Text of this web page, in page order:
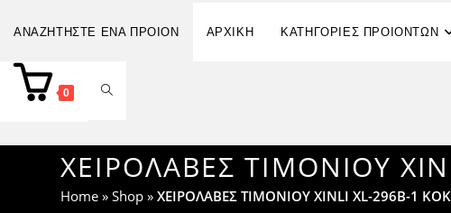
ΑΝΑΖΗΤΉΣΤΕ ΈΝΑ ΠΡΟΊΟΝ
Search
for: ΑΡΧΙΚΉ ΚΑΤΗΓΟΡΙΕΣ ΠΡΟΙΟΝΤΩΝ
0 TOGGLE
WEBSITE
ΧΕΙΡΟΛΑΒΕΣ ΤΙΜΟΝΙΟΥ
Home »Shop »ΧΕΙΡΟΛΑΒΕΣ ΤΙΜΟΝΙΟΥ XINLI XL-296B-1